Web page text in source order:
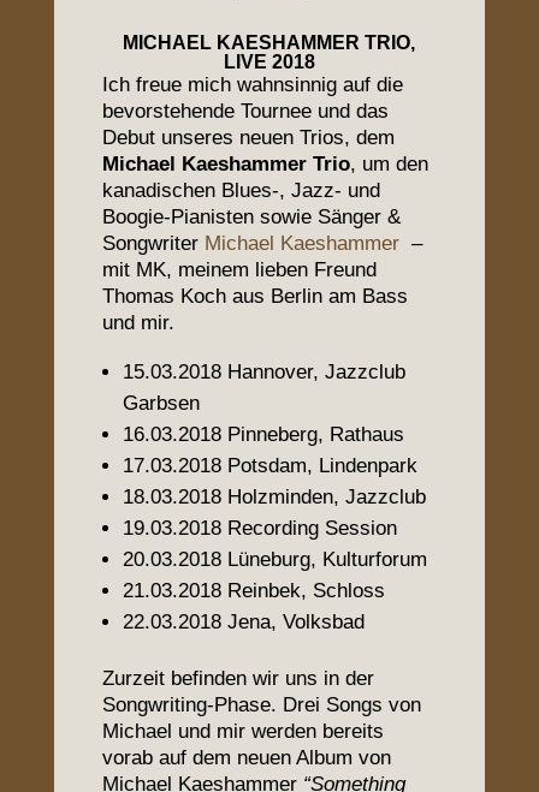
MICHAEL KAESHAMMER TRIO,
LIVE 2018
Ich freue mich wahnsinnig auf die
bevorstehende Tournee und das
Debut unseres neuen Trios, dem
Michael Kaeshammer Trio, um den
kanadischen Blues-, Jazz- und
Boogie-Pianisten sowie Sänger &
Songwriter Michael Kaeshammer –
mit MK, meinem lieben Freund
Thomas Koch aus Berlin am Bass
und mir.
15.03.2018 Hannover, Jazzclub
Garbsen
16.03.2018 Pinneberg, Rathaus
17.03.2018 Potsdam, Lindenpark
18.03.2018 Holzminden, Jazzclub
19.03.2018 Recording Session
20.03.2018 Lüneburg, Kulturforum
21.03.2018 Reinbek, Schloss
22.03.2018 Jena, Volksbad
Zurzeit befinden wir uns in der
Songwriting-Phase. Drei Songs von
Michael und mir werden bereits
vorab auf dem neuen Album von
Michael Kaeshammer “Something